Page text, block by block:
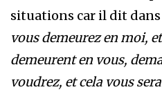
situations car il dit dans
vous demeurez en moi,
demeurent en vous,
voudrez, et cela vous